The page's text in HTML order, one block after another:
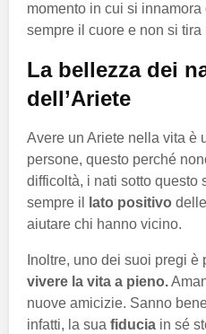
momento in cui si
sempre il cuore e non si tira
La bellezza dei
dell’Ariete
Avere un Ariete nella vita è
persone, questo perché
difficoltà, i nati sotto questo
sempre il
lato positivo
aiutare chi hanno vicino.
Inoltre, uno dei suoi pregi è
vivere la vita a pieno.
nuove amicizie. Sanno
infatti, la sua fiducia in sé